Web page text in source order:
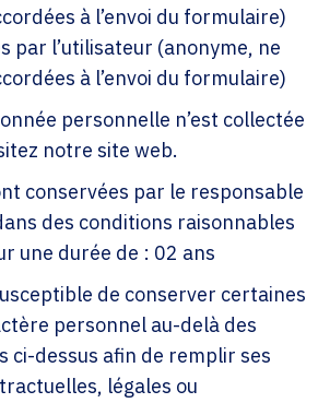
à l’envoi du formulaire)
par l’utilisateur (anonyme, ne
à l’envoi du formulaire)
personnelle n’est collectée
notre site web.
conservées par le responsable
des conditions raisonnables
une durée de : 02 ans
de conserver certaines
personnel au-delà des
ci-dessus afin de remplir ses
légales ou